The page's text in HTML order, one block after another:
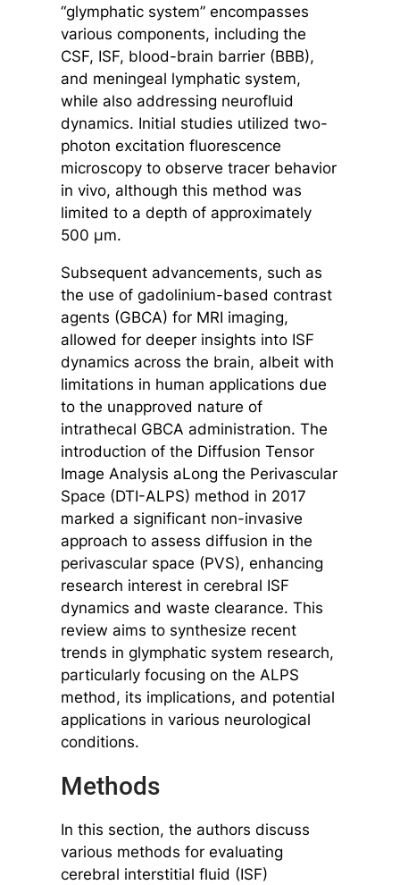
“glymphatic system” encompasses
various components, including the
CSF, ISF, blood-brain barrier (BBB),
and meningeal lymphatic system,
while also addressing neurofluid
dynamics. Initial studies utilized two-
photon excitation fluorescence
microscopy to observe tracer behavior
in vivo, although this method was
limited to a depth of approximately
500 µm.
Subsequent advancements, such as
the use of gadolinium-based contrast
agents (GBCA) for MRI imaging,
allowed for deeper insights into ISF
dynamics across the brain, albeit with
limitations in human applications due
to the unapproved nature of
intrathecal GBCA administration. The
introduction of the Diffusion Tensor
Image Analysis aLong the Perivascular
Space (DTI-ALPS) method in 2017
marked a significant non-invasive
approach to assess diffusion in the
perivascular space (PVS), enhancing
research interest in cerebral ISF
dynamics and waste clearance. This
review aims to synthesize recent
trends in glymphatic system research,
particularly focusing on the ALPS
method, its implications, and potential
applications in various neurological
conditions.
Methods
In this section, the authors discuss
various methods for evaluating
cerebral interstitial fluid (ISF)